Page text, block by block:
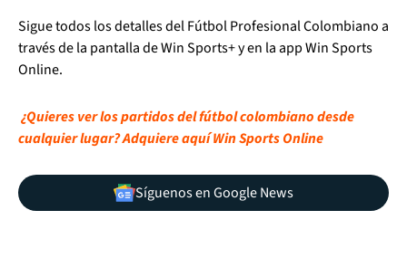
Sigue todos los detalles del Fútbol Profesional Colombiano a
través de la pantalla de Win Sports+ y en la app Win Sports
Online.
¿Quieres ver los partidos del fútbol colombiano desde
cualquier lugar? Adquiere aquí Win Sports Online
Síguenos en Google News